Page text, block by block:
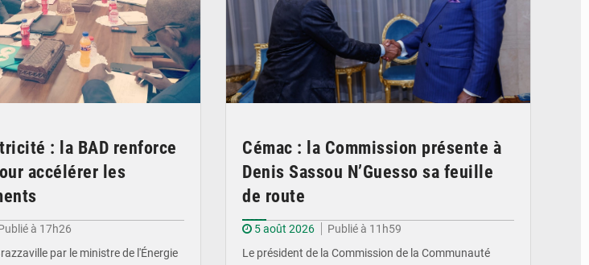
: la BAD renforce
accélérer les
à 17h26
par le ministre de l'Énergie
Cémac : la Commission présente à
Denis Sassou N’Guesso sa feuille
de route
5 août 2026
Publié à 11h59
Le président de la Commission de la Communauté